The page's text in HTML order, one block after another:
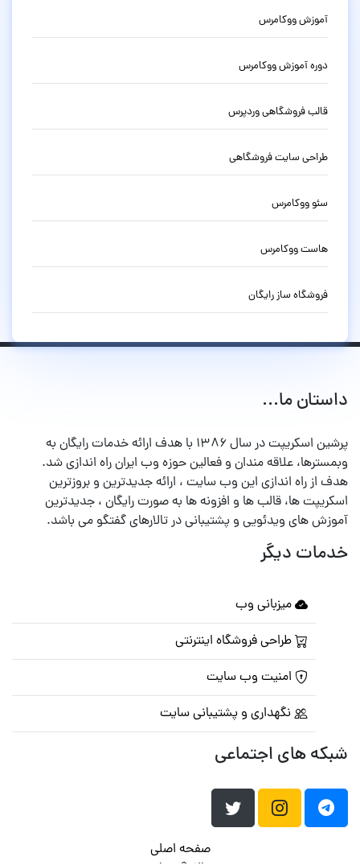
آموزش ووکامرس
دوره آموزش ووکامرس
قالب فروشگاهی وردپرس
طراحی سایت فروشگاهی
سئو ووکامرس
هاست ووکامرس
فروشگاه ساز رایگان
داستان ما...
پرشین اسکریپت در سال ۱۳۸۶ با هدف ارائه خدمات رایگان به
وبمسترها، علاقه مندان و فعالین حوزه وب ایران راه اندازی شد.
هدف از راه اندازی این وب سایت ، ارائه جدیدترین و بروزترین
اسکریپت ها، قالب ها و افزونه ها به صورت رایگان ، جدیدترین
آموزش های ویدئویی و پشتیبانی در تالارهای گفتگو می باشد.
خدمات دیگر
میزبانی وب
طراحی فروشگاه اینترنتی
امنیت وب سایت
نگهداری و پشتیبانی سایت
شبکه های اجتماعی
صفحه اصلی